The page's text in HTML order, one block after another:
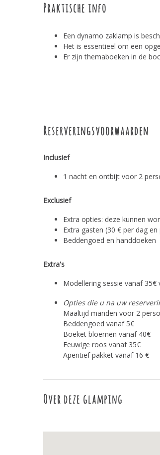
Praktische info
Een dynamo zaklamp is
Het is essentieel om een
Er zijn themaboeken in de
Reserveringsvoorwaarden
Inclusief
1 nacht en ontbijt voor 2
Exclusief
Extra opties: deze kunnen
Extra gasten (30 € per dag
Beddengoed en handdoeken
Extra's
Modellering sessie vanaf 35€
Opties die u na uw
Maaltijd manden voor 2
Beddengoed vanaf 5€
Boeket bloemen vanaf 40€
Eeuwige roos vanaf 35€
Aperitief pakket vanaf 16 €
Over deze glamping